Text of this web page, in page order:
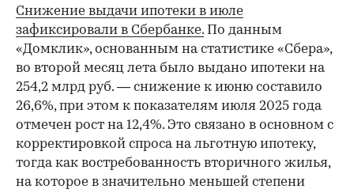
Снижение выдачи ипотеки в июле
зафиксировали в Сбербанке. По данным
«Домклик», основанным на статистике «Сбера»,
во второй месяц лета было выдано ипотеки на
254,2 млрд руб. — снижение к июню составило
26,6%, при этом к показателям июля 2025 года
отмечен рост на 12,4%. Это связано в основном с
корректировкой спроса на льготную ипотеку,
тогда как востребованность вторичного жилья,
на которое в значительно меньшей степени